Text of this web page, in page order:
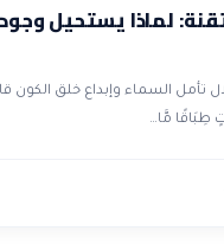
لماذا يستحيل
السماء وإبداع خلق الكون
طِبَاقًا مَّا…